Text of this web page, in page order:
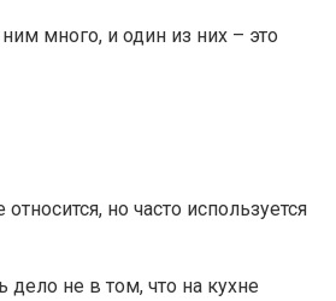
много, и один из них – это
но часто используется
не в том, что на кухне